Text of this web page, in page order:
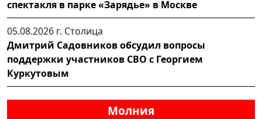
спектакля в парке «Зарядье» в Москве
05.08.2026 г. Столица
Дмитрий Садовников обсудил вопросы
поддержки участников СВО с Георгием
Куркутовым
Молния